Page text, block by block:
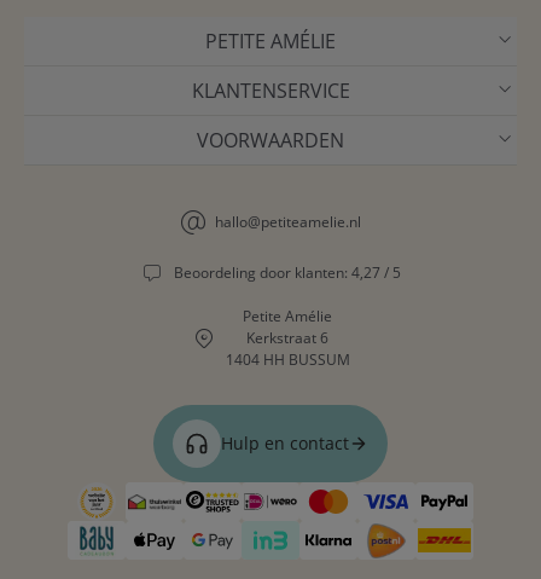
PETITE AMÉLIE
KLANTENSERVICE
VOORWAARDEN
hallo@petiteamelie.nl
Beoordeling door klanten: 4,27 / 5
Petite Amélie
Kerkstraat 6
1404 HH BUSSUM
Hulp en contact